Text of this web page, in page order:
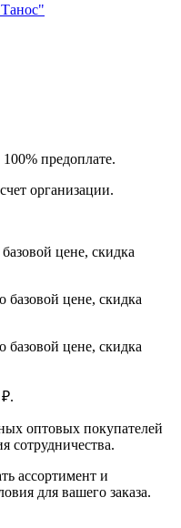
предоплате.
организации.
цене, скидка
базовой цене, скидка
базовой цене, скидка
оптовых покупателей
сотрудничества.
ассортимент и
для вашего заказа.